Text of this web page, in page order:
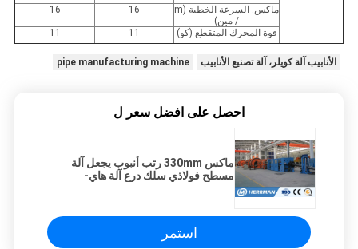
ماكس. السرعة الخطية (m
/ مين)
16
16
قوة المحرك المتقطع (كو) 11
11
الأنابيب آلة كويلر، آلة تصنيع الأنابيب pipe manufacturing machine
احصل على افضل سعر ل
ماكس 330mm رتب أنبوب يجعل آلة
مسطح فولاذي سلك درع آلة هاي-
استمر